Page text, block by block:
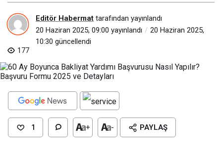
Editör Habermat tarafından yayınlandı
20 Haziran 2025, 09:00 yayınlandı
20 Haziran 2025,
10:30 güncellendi
177
1 + - PAYLAŞ